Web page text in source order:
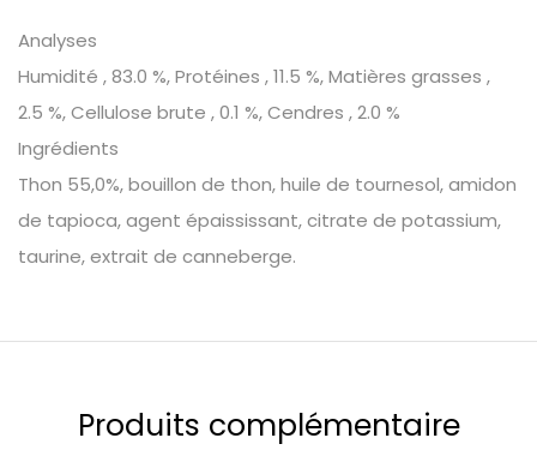
Analyses
Humidité , 83.0 %, Protéines , 11.5 %, Matières grasses ,
2.5 %, Cellulose brute , 0.1 %, Cendres , 2.0 %
Ingrédients
Thon 55,0%, bouillon de thon, huile de tournesol, amidon
de tapioca, agent épaississant, citrate de potassium,
taurine, extrait de canneberge.
Produits complémentaire